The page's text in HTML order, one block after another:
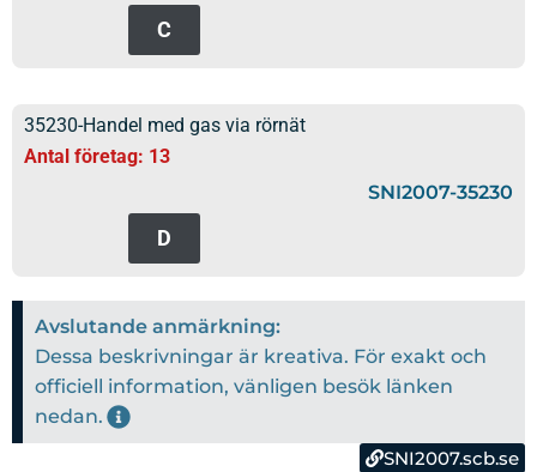
C
35230-Handel med gas via rörnät
Antal företag: 13
SNI2007-35230
D
Avslutande anmärkning:
Dessa beskrivningar är kreativa. För exakt och
officiell information, vänligen besök länken
nedan.
SNI2007.scb.se